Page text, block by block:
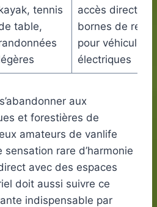
tennis
table,
accès direct au
bornes de
pour véhicules
électriques
aux
et forestières de
amateurs de vanlife
rare d’harmonie
avec des espaces
doit aussi suivre ce
indispensable par